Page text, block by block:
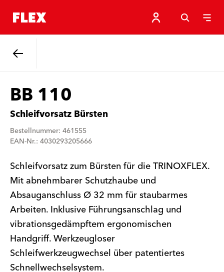
BB 110
Schleifvorsatz Bürsten
Bestellnummer: 461555
EAN-Nr.: 4030293205666
Schleifvorsatz zum Bürsten für die TRINOXFLEX.
Mit abnehmbarer Schutzhaube und
Absauganschluss Ø 32 mm für staubarmes
Arbeiten. Inklusive Führungsanschlag und
vibrationsgedämpftem ergonomischen
Handgriff. Werkzeugloser
Schleifwerkzeugwechsel über patentiertes
Schnellwechselsystem.